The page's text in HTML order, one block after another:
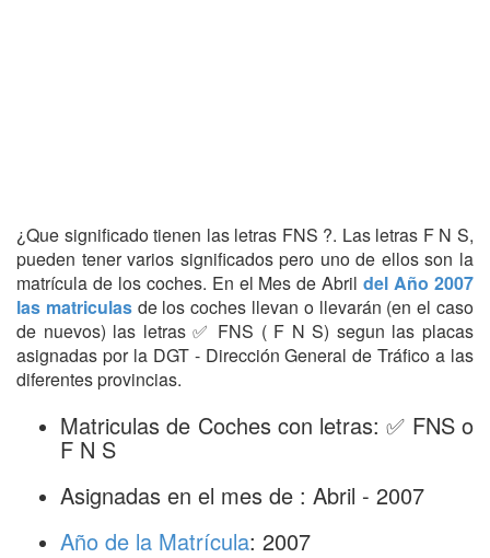
¿Que significado tienen las letras FNS ?. Las letras F N S,
pueden tener varios significados pero uno de ellos son la
matrícula de los coches. En el Mes de Abrildel Año 2007
las matriculas de los coches llevan o llevarán (en el caso
de nuevos) las letras ✅ FNS ( F N S) segun las placas
asignadas por la DGT - Dirección General de Tráfico a las
diferentes provincias.
Matriculas de Coches con letras: ✅ FNS o
F N S
Asignadas en el mes de : Abril - 2007
Año de la Matrícula: 2007